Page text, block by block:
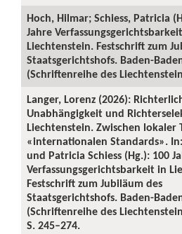
Hoch, Hilmar; Schiess, Patricia
Jahre
Liechtenstein. Festschrift zum
Staatsgerichtshofs. Baden-
(Schriftenreihe des
Langer, Lorenz (2026):
Unabhängigkeit und
Liechtenstein. Zwischen lokaler
«internationalen Standards».
und Patricia Schiess (Hg.): 100
Verfassungsgerichtsbarkeit in
Festschrift zum Jubiläum des
Staatsgerichtshofs. Baden-
(Schriftenreihe des
S. 245–274.